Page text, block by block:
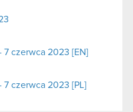
7 czerwca 2023 [EN]
7 czerwca 2023 [PL]